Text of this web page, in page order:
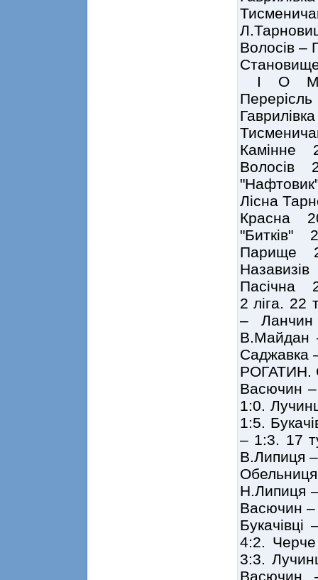
Волосів –
І О
Волосів
Лісна
Красна
Парище
2 ліга. 22
–
В.Майдан
Саджавка
РОГАТИН.
Васючин
1:0.
1:5.
– 1:3. 17
В.Липиця
Н.Липиця
Васючин –
4:2.
3:3.
Васючин